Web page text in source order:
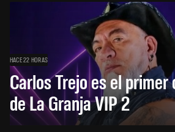
HACE 22 HORAS
Carlos Trejo es el
de La Granja VIP 2